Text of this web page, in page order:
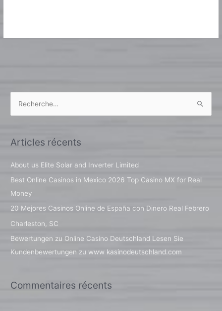
h
e
r
:
Articles récents
About us Elite Solar and Inverter Limited
Best Online Casinos in Mexico 2026 Top Casino MX for Real
Money
20 Mejores Casinos Online de España con Dinero Real Febrero
Charleston, SC
Bewertungen zu Online Casino Deutschland Lesen Sie
Kundenbewertungen zu www kasinodeutschland.com
Commentaires récents